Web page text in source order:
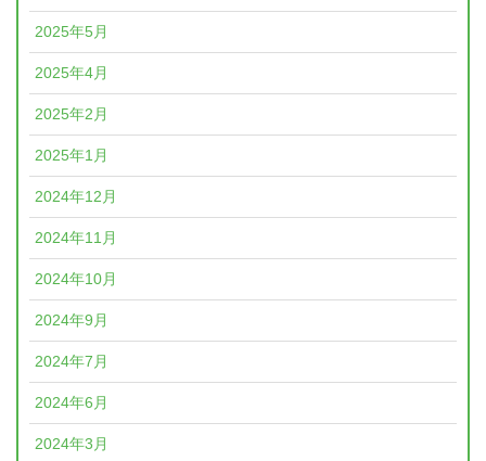
2025年5月
2025年4月
2025年2月
2025年1月
2024年12月
2024年11月
2024年10月
2024年9月
2024年7月
2024年6月
2024年3月